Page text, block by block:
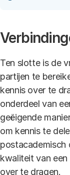
Ten slotte is de
partijen te
kennis over te
onderdeel van
geëigende
om kennis te
postacademisch
kwaliteit van een
over te dragen.